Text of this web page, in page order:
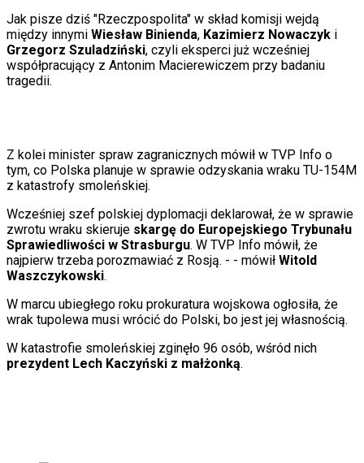
Silver news
Ogród
Gotowanie
Porady
Świat
Ubezpieczenie
Moja szkoła
Pogoda
Moto
Quizy
Zdrowie
Choroby
Profilaktyka
Nieruchomości
Budowa i remont
Kupno i wynajem
Film
Jak pisze dziś "Rzeczpospolita" w skład komisji wejdą
między innymi Wiesław Binienda, Kazimierz Nowaczyk i
Grzegorz Szuladziński, czyli eksperci już wcześniej
współpracujący z Antonim Macierewiczem przy badaniu
tragedii.
Z kolei minister spraw zagranicznych mówił w TVP Info o
tym, co Polska planuje w sprawie odzyskania wraku TU-154M
z katastrofy smoleńskiej.
Wcześniej szef polskiej dyplomacji deklarował, że w sprawie
zwrotu wraku skieruje skargę do Europejskiego Trybunału
Sprawiedliwości w Strasburgu. W TVP Info mówił, że
najpierw trzeba porozmawiać z Rosją. - - mówił Witold
Waszczykowski.
W marcu ubiegłego roku prokuratura wojskowa ogłosiła, że
wrak tupolewa musi wrócić do Polski, bo jest jej własnością.
W katastrofie smoleńskiej zginęło 96 osób, wśród nich
prezydent Lech Kaczyński z małżonką.